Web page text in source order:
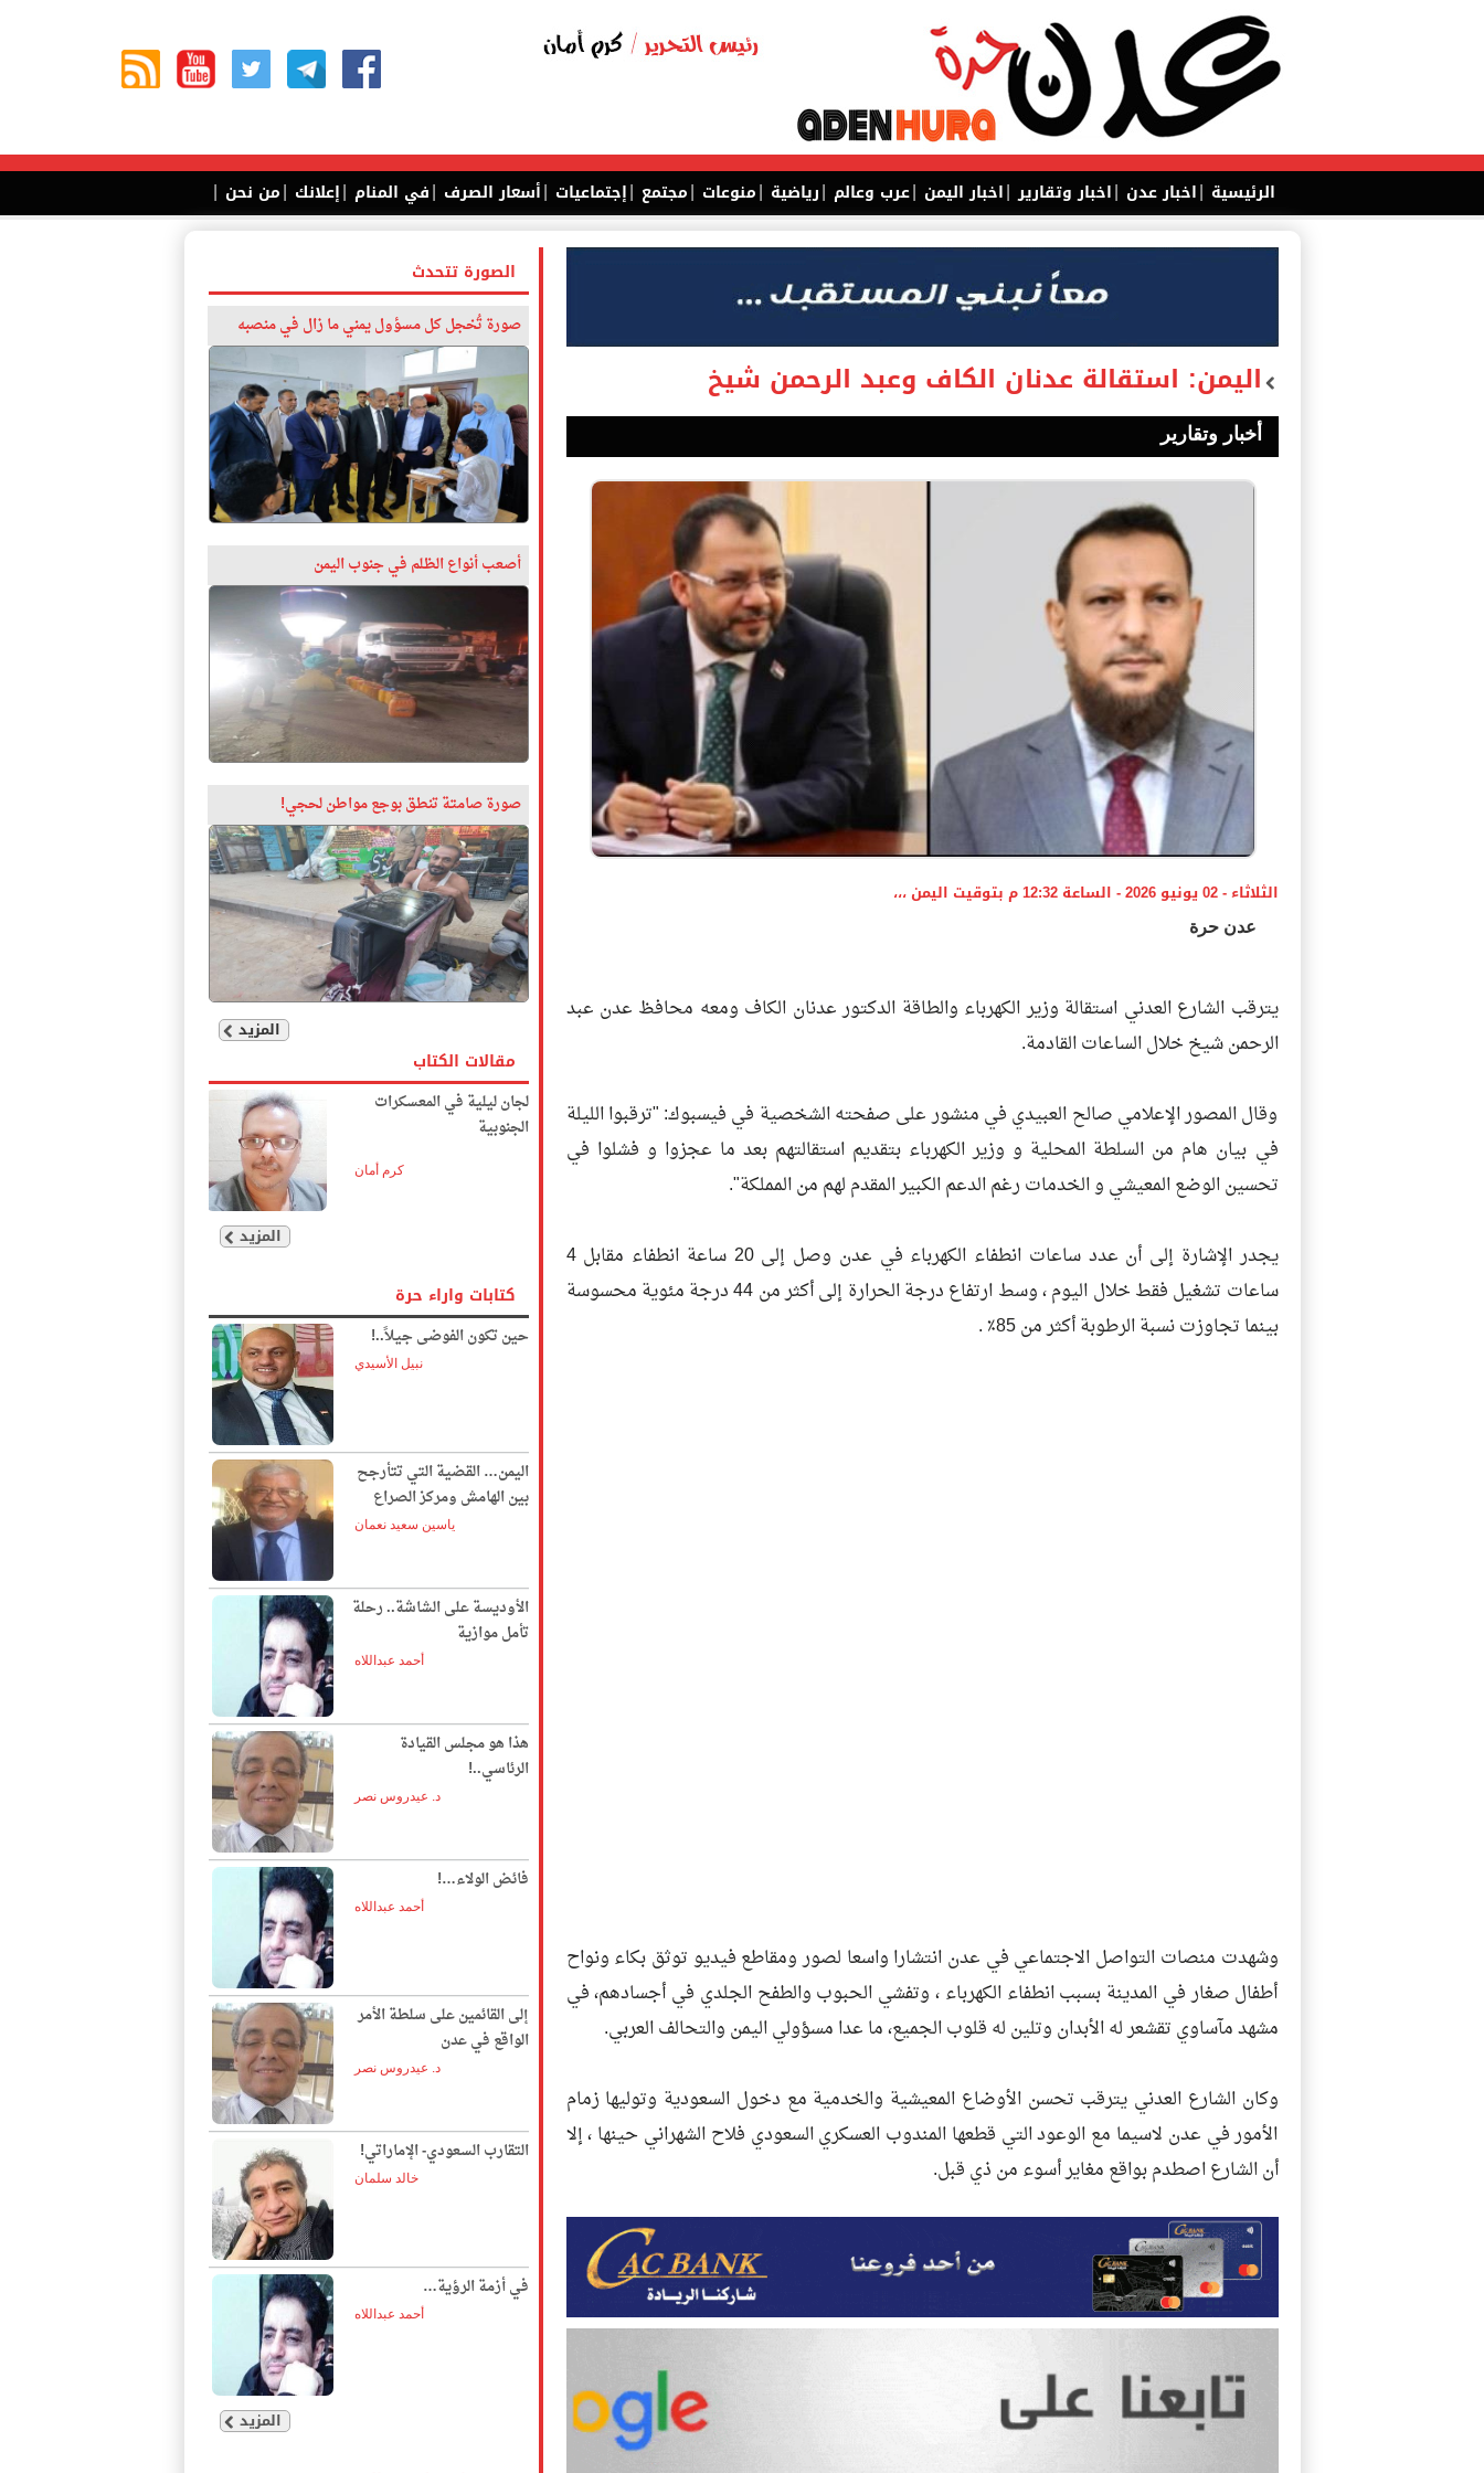
الرئيسية |اخبار عدن |اخبار وتقارير |اخبار اليمن |عرب وعالم |رياضية |منوعات |مجتمع |إجتماعيات |أسعار الصرف |في المنام |إعلانك |من نحن |
الصورة تتحدث
صورة تُخجل كل مسؤول يمني ما زال في منصبه
أصعب أنواع الظلم في جنوب اليمن
صورة صامتة تنطق بوجع مواطن لحجي!
المزيد
مقالات الكتاب
لجان ليلية في المعسكرات
الجنوبية
كرم أمان
المزيد
كتابات واراء حرة
حين تكون الفوضى جيلاً..!
نبيل الأسيدي
اليمن… القضية التي تتأرجح
بين الهامش ومركز الصراع
ياسين سعيد نعمان
الأوديسة على الشاشة.. رحلة
تأمل موازية
أحمد عبداللاه
هذا هو مجلس القيادة
الرئاسي..!
د. عيدروس نصر
فائض الولاء…!
أحمد عبداللاه
إلى القائمين على سلطة الأمر
الواقع في عدن
د. عيدروس نصر
التقارب السعودي- الإماراتي!
خالد سلمان
في أزمة الرؤية…
أحمد عبداللاه
المزيد
اليمن: استقالة عدنان الكاف وعبد الرحمن شيخ
أخبار وتقارير
الثلاثاء - 02 يونيو 2026 - الساعة 12:32 م بتوقيت اليمن ،،،
عدن حرة
يترقب الشارع العدني استقالة وزير الكهرباء والطاقة الدكتور عدنان الكاف ومعه محافظ عدن عبد
الرحمن شيخ خلال الساعات القادمة.
وقال المصور الإعلامي صالح العبيدي في منشور على صفحته الشخصية في فيسبوك: "ترقبوا الليلة
في بيان هام من السلطة المحلية و وزير الكهرباء بتقديم استقالتهم بعد ما عجزوا و فشلوا في
تحسين الوضع المعيشي و الخدمات رغم الدعم الكبير المقدم لهم من المملكة".
يجدر الإشارة إلى أن عدد ساعات انطفاء الكهرباء في عدن وصل إلى 20 ساعة انطفاء مقابل 4
ساعات تشغيل فقط خلال اليوم ، وسط ارتفاع درجة الحرارة إلى أكثر من 44 درجة مئوية محسوسة
بينما تجاوزت نسبة الرطوبة أكثر من 85٪ .
وشهدت منصات التواصل الاجتماعي في عدن انتشارا واسعا لصور ومقاطع فيديو توثق بكاء ونواح
أطفال صغار في المدينة بسبب انطفاء الكهرباء ، وتفشي الحبوب والطفح الجلدي في أجسادهم، في
مشهد مآساوي تقشعر له الأبدان وتلين له قلوب الجميع، ما عدا مسؤولي اليمن والتحالف العربي.
وكان الشارع العدني يترقب تحسن الأوضاع المعيشية والخدمية مع دخول السعودية وتوليها زمام
الأمور في عدن لاسيما مع الوعود التي قطعها المندوب العسكري السعودي فلاح الشهراني حينها ، إلا
أن الشارع اصطدم بواقع مغاير أسوء من ذي قبل.